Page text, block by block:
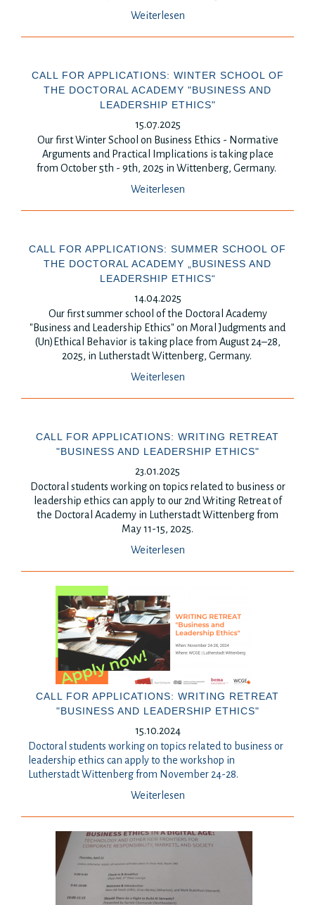
Weiterlesen
CALL FOR APPLICATIONS: WINTER SCHOOL OF
THE DOCTORAL ACADEMY "BUSINESS AND
LEADERSHIP ETHICS"
15.07.2025
Our first Winter School on Business Ethics - Normative
Arguments and Practical Implications istaking place
from October 5th - 9th, 2025 in Wittenberg, Germany.
Weiterlesen
CALL FOR APPLICATIONS: SUMMER SCHOOL OF
THE DOCTORAL ACADEMY „BUSINESS AND
LEADERSHIP ETHICS“
14.04.2025
Our first summer school of the Doctoral Academy
"Business and Leadership Ethics" on Moral Judgments and
(Un)Ethical Behavior is taking place from August 24–28,
2025, in Lutherstadt Wittenberg, Germany.
Weiterlesen
CALL FOR APPLICATIONS: WRITING RETREAT
"BUSINESS AND LEADERSHIP ETHICS"
23.01.2025
Doctoral students working on topics related to business or
leadership ethics can apply to our 2nd Writing Retreat of
the Doctoral Academy in Lutherstadt Wittenberg from
May 11-15, 2025.
Weiterlesen
CALL FOR APPLICATIONS: WRITING RETREAT
"BUSINESS AND LEADERSHIP ETHICS"
15.10.2024
Doctoral students working on topics related to business or
leadership ethics can apply to the workshop in
Lutherstadt Wittenberg from November 24-28.
Weiterlesen